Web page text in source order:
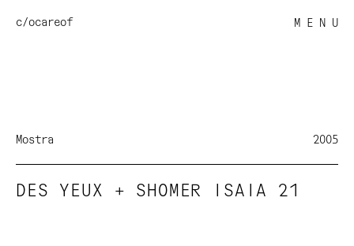
c/ocareof M E N U
Mostra 2005
DES YEUX + SHOMER ISAIA 21